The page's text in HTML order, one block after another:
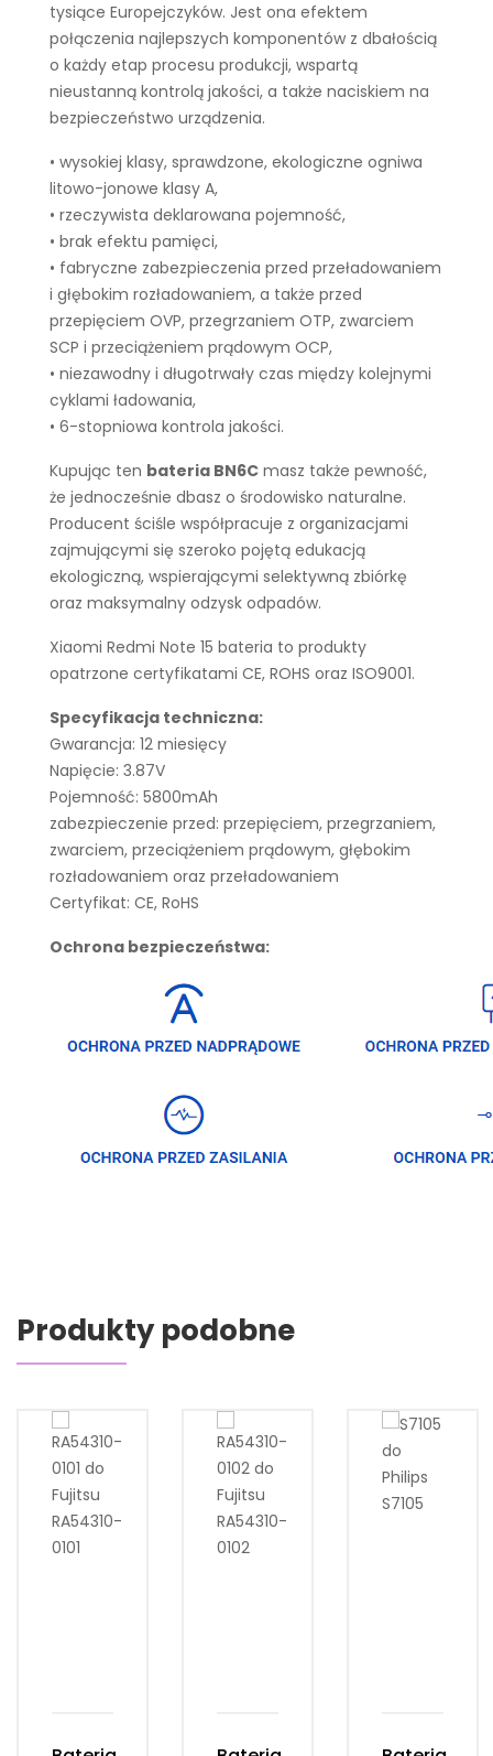
tysiące Europejczyków. Jest ona efektem
połączenia najlepszych komponentów z dbałością
o każdy etap procesu produkcji, wspartą
nieustanną kontrolą jakości, a także naciskiem na
bezpieczeństwo urządzenia.
• wysokiej klasy, sprawdzone, ekologiczne ogniwa
litowo-jonowe klasy A,
• rzeczywista deklarowana pojemność,
• brak efektu pamięci,
• fabryczne zabezpieczenia przed przeładowaniem
i głębokim rozładowaniem, a także przed
przepięciem OVP, przegrzaniem OTP, zwarciem
SCP i przeciążeniem prądowym OCP,
• niezawodny i długotrwały czas między kolejnymi
cyklami ładowania,
• 6-stopniowa kontrola jakości.
Kupując ten bateria BN6C masz także pewność,
że jednocześnie dbasz o środowisko naturalne.
Producent ściśle współpracuje z organizacjami
zajmującymi się szeroko pojętą edukacją
ekologiczną, wspierającymi selektywną zbiórkę
oraz maksymalny odzysk odpadów.
Xiaomi Redmi Note 15 bateria to produkty
opatrzone certyfikatami CE, ROHS oraz ISO9001.
Specyfikacja techniczna:
Gwarancja: 12 miesięcy
Napięcie: 3.87V
Pojemność: 5800mAh
zabezpieczenie przed: przepięciem, przegrzaniem,
zwarciem, przeciążeniem prądowym, głębokim
rozładowaniem oraz przeładowaniem
Certyfikat: CE, RoHS
Ochrona bezpieczeństwa:
Produkty podobne